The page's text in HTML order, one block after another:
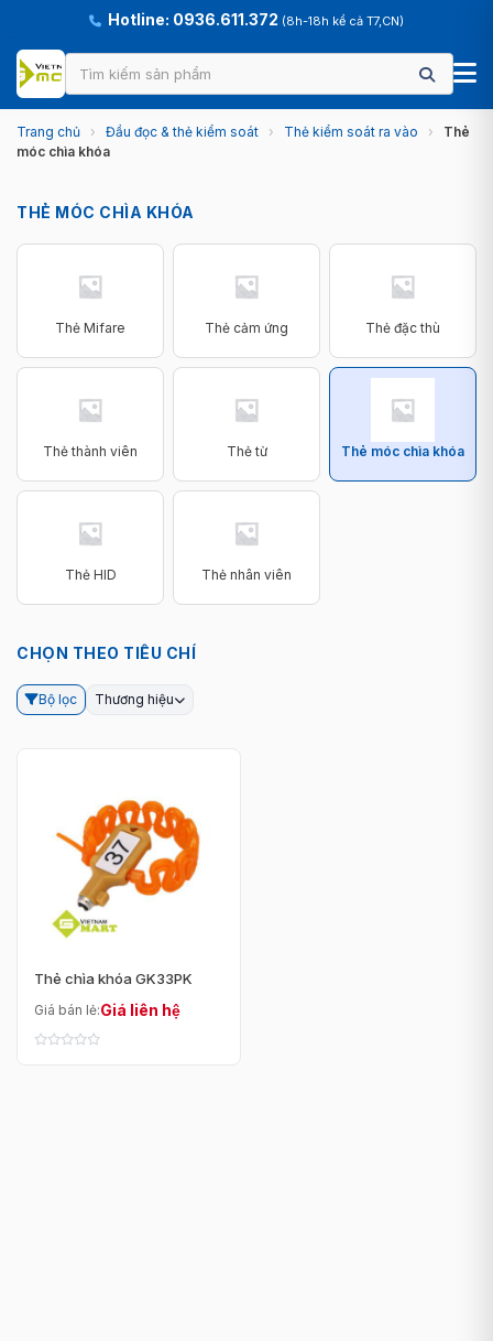
Hotline: 0936.611.372 (8h-18h kể cả T7,CN)
Trang chủ › Đầu đọc & thẻ kiểm soát › Thẻ kiểm soát ra vào ›
Thẻ
móc chìa khóa
THẺ MÓC CHÌA KHÓA
Thẻ Mifare Thẻ cảm ứng Thẻ đặc thù
Thẻ thành viên Thẻ từ Thẻ móc chìa khóa
Thẻ HID Thẻ nhân viên
CHỌN THEO TIÊU CHÍ
Bộ lọc Thương hiệu
Thẻ chìa khóa GK33PK
Giá bán lẻ:Giá liên hệ